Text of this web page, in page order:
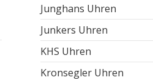
Junghans Uhren
Junkers Uhren
KHS Uhren
Kronsegler Uhren